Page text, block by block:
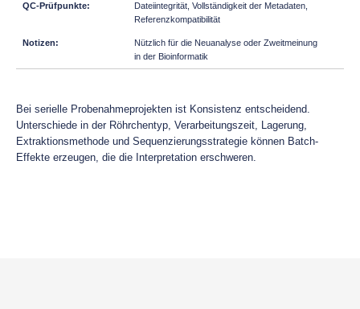
Dateiintegrität, Vollständigkeit der Metadaten,
Referenzkompatibilität
Nützlich für die Neuanalyse oder Zweitmeinung
in der Bioinformatik
Bei serielle Probenahmeprojekten ist Konsistenz entscheidend.
Unterschiede in der Röhrchentyp, Verarbeitungszeit, Lagerung,
Extraktionsmethode und Sequenzierungsstrategie können Batch-
Effekte erzeugen, die die Interpretation erschweren.